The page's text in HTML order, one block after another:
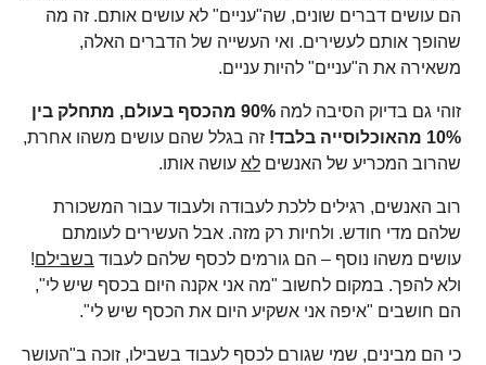
הם עושים דברים שונים, שה"עניים" לא עושים אותם. זה מה
שהופך אותם לעשירים. ואי העשייה של הדברים האלה,
משאירה את ה"עניים" להיות עניים.
זוהי גם בדיוק הסיבה למה
90% מהכסף בעולם, מתחלק בין
10% מהאוכלוסייה בלבד!
זה בגלל שהם עושים משהו אחרת,
שהרוב המכריע של האנשיםלא עושה אותו.
רוב האנשים, רגילים ללכת לעבודה ולעבוד עבור המשכורת
שלהם מדי חודש. ולחיות רק מזה. אבל העשירים לעומתם
עושים משהו נוסף – הם גורמים לכסף שלהם לעבוד בשבילם!
ולא להפך. במקום לחשוב "מה אני אקנה היום בכסף שיש לי",
הם חושבים "איפה אני אשקיע היום את הכסף שיש לי".
כי הם מבינים, שמי שגורם לכסף לעבוד בשבילו, זוכה ב"העושר